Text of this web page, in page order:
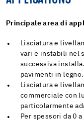
Principale area di
Lisciatura e
vari e instabili nel
successiva
pavimenti in legno.
Lisciatura e
commerciale con
particolarmente
Per spessori da 0 a